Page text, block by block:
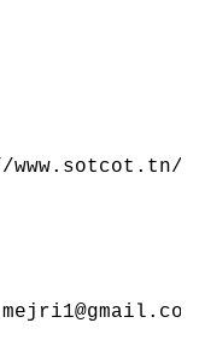
www.sotcot.tn/